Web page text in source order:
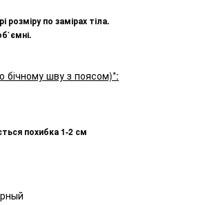
розміру по замірах тіла.
бічному шву з поясом)*:
похибка 1-2 см